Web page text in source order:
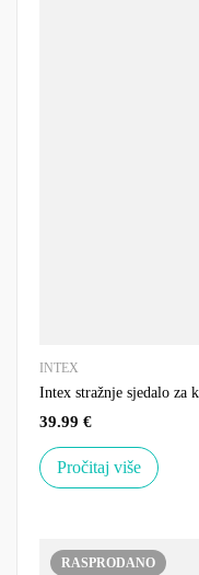
INTEX
Intex stražnje sjedalo za
39.99 €
Pročitaj više
RASPRODANO